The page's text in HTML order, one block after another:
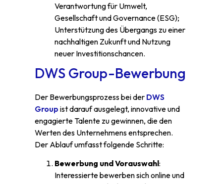
Verantwortung für Umwelt,
Gesellschaft und Governance (ESG);
Unterstützung des Übergangs zu einer
nachhaltigen Zukunft und Nutzung
neuer Investitionschancen.
DWS Group-Bewerbung
Der Bewerbungsprozess bei der DWS
Group ist darauf ausgelegt, innovative und
engagierte Talente zu gewinnen, die den
Werten des Unternehmens entsprechen.
Der Ablauf umfasst folgende Schritte:
Bewerbung und Vorauswahl:
Interessierte bewerben sich online und